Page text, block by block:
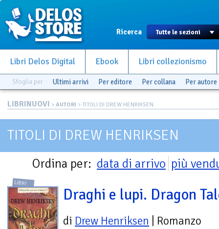
Ricerca
Libri Delos Digital Ebook Libri collezionismo
Sfoglia per Ultimi arrivi Per editore Per collana Per autore
LIBRINUOVI > AUTORI > TITOLI DI DREW HENRIKSEN
TITOLI DI DREW HENRIKSEN
Ordina per: data di arrivo più
LIBRI
Draghi e lupi. Dragon
di Drew Henriksen | Romanzo